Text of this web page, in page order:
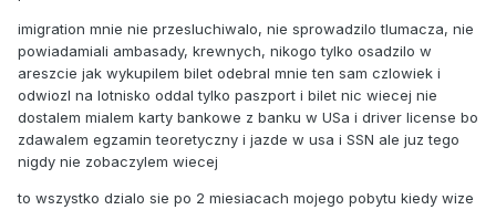
imigration mnie nie przesluchiwalo, nie sprowadzilo tlumacza, nie
powiadamiali ambasady, krewnych, nikogo tylko osadzilo w
areszcie jak wykupilem bilet odebral mnie ten sam czlowiek i
odwiozl na lotnisko oddal tylko paszport i bilet nic wiecej nie
dostalem mialem karty bankowe z banku w USa i driver license bo
zdawalem egzamin teoretyczny i jazde w usa i SSN ale juz tego
nigdy nie zobaczylem wiecej
to wszystko dzialo sie po 2 miesiacach mojego pobytu kiedy wize